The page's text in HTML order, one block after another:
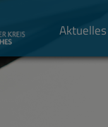
Aktuelles